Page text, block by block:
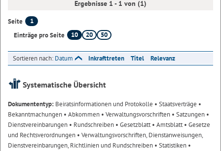
Ergebnisse 1 - 1 von (1)
Seite
1
Einträge pro Seite
10 20 50
Sortieren nach: Datum Inkrafttreten Titel Relevanz
Systematische Übersicht
Dokumententyp: Beiratsinformationen und Protokolle • Staatsverträge •
Bekanntmachungen • Abkommen • Verwaltungsvorschriften • Satzungen •
Dienstvereinbarungen • Rundschreiben • Gesetzblatt• Amtsblatt• Gesetze
und Rechtsverordnungen • Verwaltungsvorschriften, Dienstanweisungen,
Dienstvereinbarungen, Richtlinien und Rundschreiben • Statistiken •